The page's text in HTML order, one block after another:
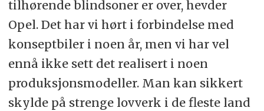
tilhørende blindsoner er over, hevder
Opel. Det har vi hørt i forbindelse med
konseptbiler i noen år, men vi har vel
ennå ikke sett det realisert i noen
produksjonsmodeller. Man kan sikkert
skylde på strenge lovverk i de fleste land